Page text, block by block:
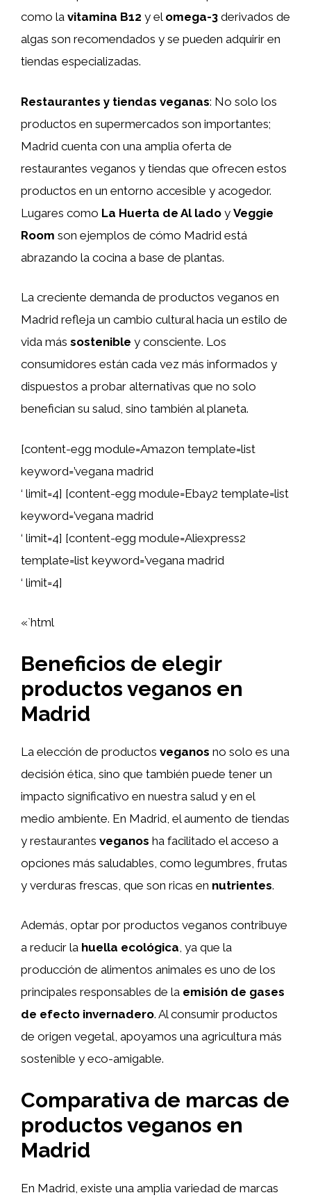
como la vitamina B12 y el omega-3 derivados de
algas son recomendados y se pueden adquirir en
tiendas especializadas.
Restaurantes y tiendas veganas: No solo los
productos en supermercados son importantes;
Madrid cuenta con una amplia oferta de
restaurantes veganos y tiendas que ofrecen estos
productos en un entorno accesible y acogedor.
Lugares como La Huerta de Al lado y Veggie
Room son ejemplos de cómo Madrid está
abrazando la cocina a base de plantas.
La creciente demanda de productos veganos en
Madrid refleja un cambio cultural hacia un estilo de
vida más sostenible y consciente. Los
consumidores están cada vez más informados y
dispuestos a probar alternativas que no solo
benefician su salud, sino también al planeta.
[content-egg module=Amazon template=list
keyword=’vegana madrid
‘ limit=4] [content-egg module=Ebay2 template=list
keyword=’vegana madrid
‘ limit=4] [content-egg module=Aliexpress2
template=list keyword=’vegana madrid
‘ limit=4]
«`html
Beneficios de elegir
productos veganos en
Madrid
La elección de productos veganos no solo es una
decisión ética, sino que también puede tener un
impacto significativo en nuestra salud y en el
medio ambiente. En Madrid, el aumento de tiendas
y restaurantes veganos ha facilitado el acceso a
opciones más saludables, como legumbres, frutas
y verduras frescas, que son ricas en nutrientes.
Además, optar por productos veganos contribuye
a reducir la huella ecológica, ya que la
producción de alimentos animales es uno de los
principales responsables de la emisión de gases
de efecto invernadero. Al consumir productos
de origen vegetal, apoyamos una agricultura más
sostenible y eco-amigable.
Comparativa de marcas de
productos veganos en
Madrid
En Madrid, existe una amplia variedad de marcas